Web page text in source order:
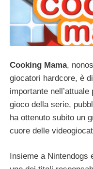
Cooking Mama,
giocatori hardcore, è
importante
gioco della serie,
ha ottenuto subito un
cuore delle
Insieme a Nintendogs